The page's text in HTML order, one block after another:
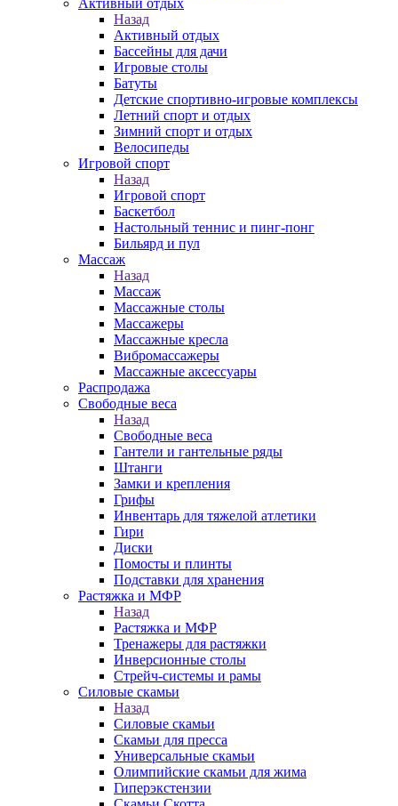
Активный отдых
Назад
Активный отдых
Бассейны для дачи
Игровые столы
Батуты
Детские спортивно-игровые комплексы
Летний спорт и отдых
Зимний спорт и отдых
Велосипеды
Игровой спорт
Назад
Игровой спорт
Баскетбол
Настольный теннис и пинг-понг
Бильярд и пул
Массаж
Назад
Массаж
Массажные столы
Массажеры
Массажные кресла
Вибромассажеры
Массажные аксессуары
Распродажа
Свободные веса
Назад
Свободные веса
Гантели и гантельные ряды
Штанги
Замки и крепления
Грифы
Инвентарь для тяжелой атлетики
Гири
Диски
Помосты и плинты
Подставки для хранения
Растяжка и МФР
Назад
Растяжка и МФР
Тренажеры для растяжки
Инверсионные столы
Стрейч-системы и рамы
Силовые скамьи
Назад
Силовые скамьи
Скамьи для пресса
Универсальные скамьи
Олимпийские скамьи для жима
Гиперэкстензии